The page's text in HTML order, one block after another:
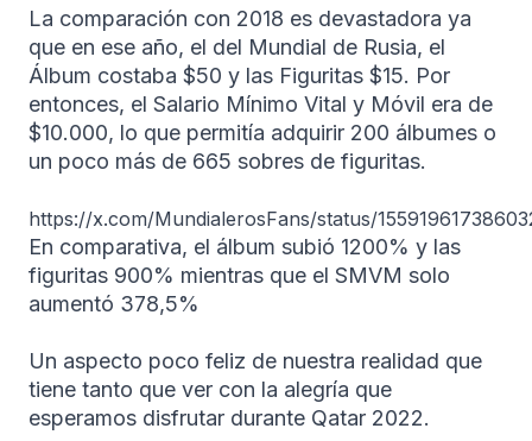
La comparación con 2018 es devastadora ya
que en ese año, el del Mundial de Rusia, el
Álbum costaba $50 y las Figuritas $15. Por
entonces, el Salario Mínimo Vital y Móvil era de
$10.000, lo que permitía adquirir 200 álbumes o
un poco más de 665 sobres de figuritas.
https://x.com/MundialerosFans/status/
En comparativa, el álbum subió 1200% y las
figuritas 900% mientras que el SMVM solo
aumentó 378,5%
Un aspecto poco feliz de nuestra realidad que
tiene tanto que ver con la alegría que
esperamos disfrutar durante Qatar 2022.